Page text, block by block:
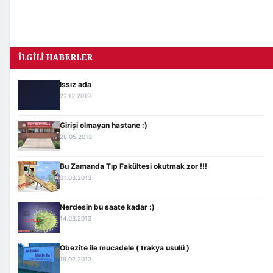
İLGILI HABERLER
Issız ada
22.12.2019
Girişi olmayan hastane :)
28.05.2013
Bu Zamanda Tıp Fakültesi okutmak zor !!!
31.03.2013
Nerdesin bu saate kadar :)
14.03.2013
Obezite ile mucadele ( trakya usulü )
19.02.2013